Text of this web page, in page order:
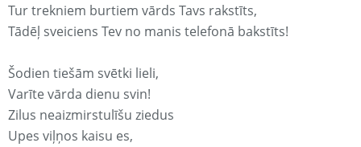
Tur trekniem burtiem vārds Tavs rakstīts,
Tādēļ sveiciens Tev no manis telefonā bakstīts!
Šodien tiešām svētki lieli,
Varīte vārda dienu svin!
Zilus neaizmirstulīšu ziedus
Upes viļņos kaisu es,